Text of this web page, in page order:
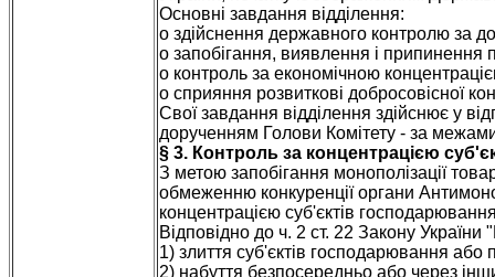
Основні завдання відділення:
o здійснення державного контролю за
o запобігання, виявлення і
o контроль за економічною
o сприяння розвиткові добросовісної
Свої завдання відділення здійснює у
дорученням Голови Комітету - за межами
§ 3. Контроль за концентрацією
З метою запобігання монополізації
обмеженню конкуренції органи
концентрацією суб'єктів
Відповідно до ч. 2 ст. 22 Закону України
1) злиття суб'єктів господарювання
2) набуття безпосередньо або через